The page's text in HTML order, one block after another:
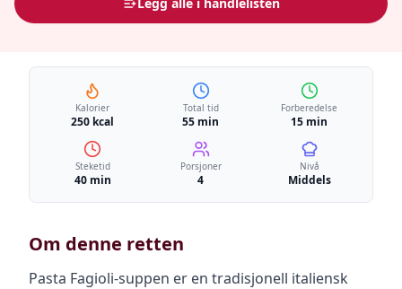
Kalorier
250 kcal
Total tid
55 min
Forberedelse
15 min
Steketid
40 min
Porsjoner
4
Nivå
Middels
Om denne retten
Pasta Fagioli-suppen er en tradisjonell italiensk